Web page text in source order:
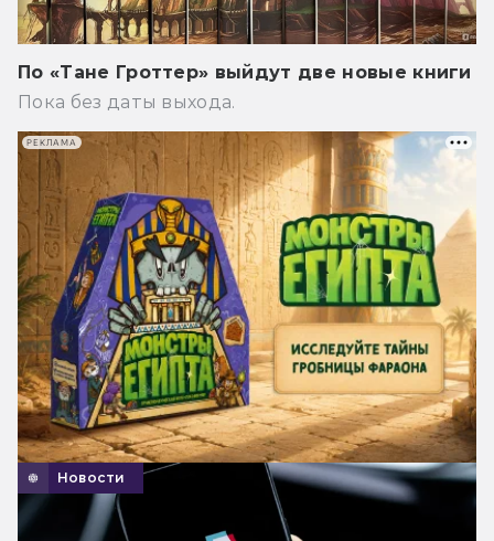
По «Тане Гроттер» выйдут две новые книги
Пока без даты выхода.
Новости
РЕКЛАМА